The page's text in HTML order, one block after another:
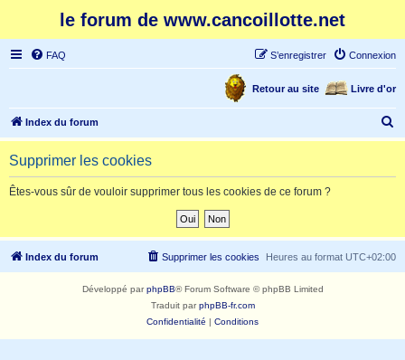
le forum de www.cancoillotte.net
FAQ Connexion
S’enregistrer
Livre d'or
Retour au site
Index du forum
e
h
Supprimer les cookies
Êtes-vous sûr de vouloir supprimer tous les cookies de ce forum ?
Index du forum Heures au format UTC+02:00
Supprimer les cookies
Développé parphpBB® Forum Software © phpBB Limited
Traduit parphpBB-fr.com
Confidentialité | Conditions